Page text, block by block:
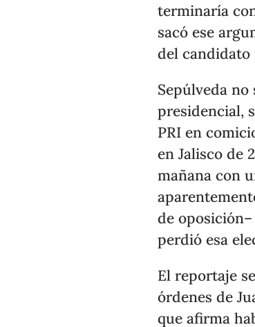
terminaría
sacó ese
del candidato
Sepúlveda
presidencial,
PRI en
en Jalisco de
mañana con
de
perdió esa
El reportaje
órdenes de
que afirma